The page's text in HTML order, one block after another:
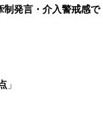
制発言・介入警戒感で
」